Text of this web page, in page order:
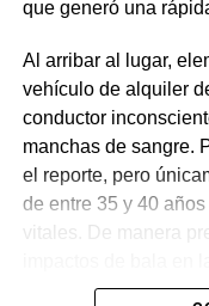
que generó una
Al arribar al lugar,
vehículo de alquiler
conductor
manchas de sangre.
el reporte, pero
de entre 35 y 40
vitales. De manera
puerta del lado del